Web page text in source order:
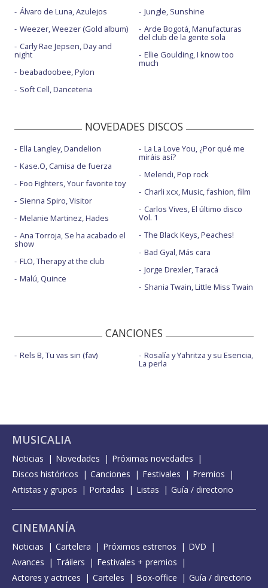
Álvaro de Luna, Azulejos
Weezer, Weezer (Gold album)
Carly Rae Jepsen, Day and
night
beabadoobee, Pylon
Soft Cell, Danceteria
Jungle, Sunshine
Arde Bogotá, Manufacturas
del club de la gente sola
Ellie Goulding, I know too
much
NOVEDADES DISCOS
Ella Langley, Dandelion
Kase.O, Camisa de fuerza
Foo Fighters, Your favorite toy
Sienna Spiro, Visitor
Melanie Martinez, Hades
Ana Torroja, Se ha acabado el
show
FLO, Therapy at the club
Malú, Quince
La La Love You, ¿Por qué me
miráis así?
Melendi, Pop rock
Charli xcx, Music, fashion, film
Carlos Vives, El último disco
Vol. 1
The Black Keys, Peaches!
Bad Gyal, Más cara
Jorge Drexler, Taracá
Shania Twain, Little Miss Twain
CANCIONES
Rels B, Tu vas sin (fav) Rosalía y Yahritza y su Esencia,
La perla
MUSICALIA
Noticias Novedades
Próximas novedades
Discos históricos
Canciones Festivales
Premios
Artistas y grupos
Portadas Listas Guía / directorio
CINEMANÍA
Noticias Cartelera Próximos estrenos
DVD
Avances
Tráilers
Festivales + premios
Actores y actrices
Carteles Box-office Guía / directorio